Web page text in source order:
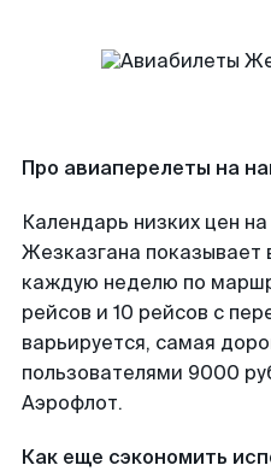
Про авиаперелеты на
Календарь низких цен
Жезказгана показывает
каждую неделю по
рейсов и 10 рейсов с
варьируется, самая
пользователями 9000
Аэрофлот.
Как еще сэкономить